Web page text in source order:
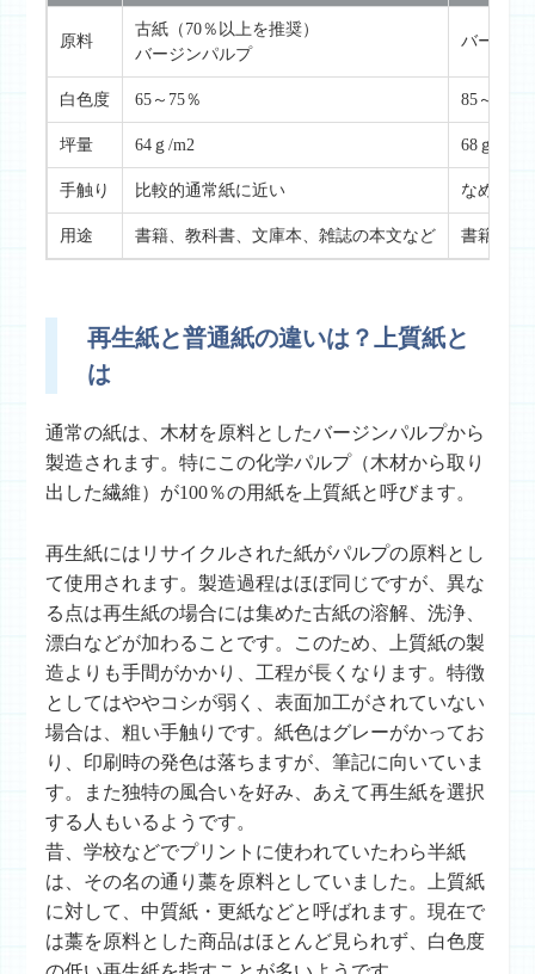
原料
古紙（70％以上を推奨）
バージンパルプ
バージン
白色度 65～75％ 85～95％
坪量 64ｇ/m2 68ｇ/m2
手触り 比較的通常紙に近い なめらか
用途 書籍、教科書、文庫本、雑誌の本文など 書籍、教
再生紙と普通紙の違いは？上質紙と
は
通常の紙は、木材を原料としたバージンパルプから
製造されます。特にこの化学パルプ（木材から取り
出した繊維）が100％の用紙を 上質紙と呼びます。
再生紙にはリサイクルされた紙がパルプの原料とし
て使用されます。製造過程はほぼ同じですが、異な
る点は再生紙の場合には集めた古紙の溶解、洗浄、
漂白などが加わることです。このため、上質紙の製
造よりも手間がかかり、工程が長くなります。特徴
としてはややコシが弱く、表面加工がされていない
場合は、粗い手触りです。紙色はグレーがかってお
り、印刷時の発色は落ちますが、筆記に向いていま
す。また独特の風合いを好み、あえて再生紙を選択
する人もいるようです。
昔、学校などでプリントに使われていたわら半紙
は、その名の通り藁を原料としていました。上質紙
に対して、中質紙・更紙などと呼ばれます。現在で
は藁を原料とした商品はほとんど見られず、白色度